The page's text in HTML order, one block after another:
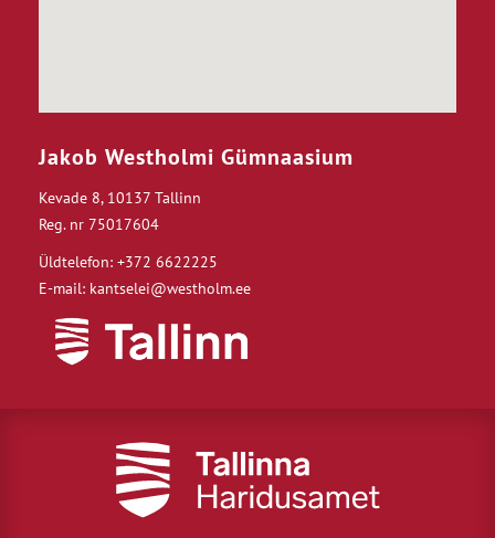
Jakob Westholmi Gümnaasium
Kevade 8, 10137 Tallinn
Reg. nr 75017604
Üldtelefon: +372 6622225
E-mail: kantselei@westholm.ee